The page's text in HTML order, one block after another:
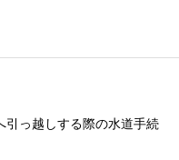
引っ越しする際の水道手続